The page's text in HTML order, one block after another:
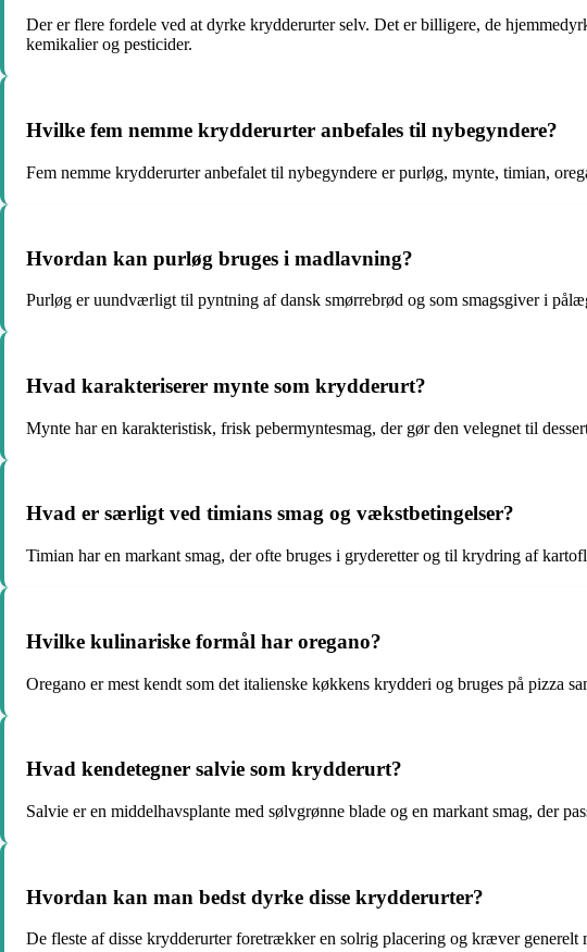
Der er flere fordele ved at dyrke krydderurter selv. Det er billigere, de
kemikalier og pesticider.
Hvilke fem nemme krydderurter anbefales til nybegyndere?
Fem nemme krydderurter anbefalet til nybegyndere er purløg, mynte, timian,
Hvordan kan purløg bruges i madlavning?
Purløg er uundværligt til pyntning af dansk smørrebrød og som smagsgiver i
Hvad karakteriserer mynte som krydderurt?
Mynte har en karakteristisk, frisk pebermyntesmag, der gør den velegnet til
Hvad er særligt ved timians smag og vækstbetingelser?
Timian har en markant smag, der ofte bruges i gryderetter og til krydring af
Hvilke kulinariske formål har oregano?
Oregano er mest kendt som det italienske køkkens krydderi og bruges på pizza
Hvad kendetegner salvie som krydderurt?
Salvie er en middelhavsplante med sølvgrønne blade og en markant smag, der
Hvordan kan man bedst dyrke disse krydderurter?
De fleste af disse krydderurter foretrækker en solrig placering og kræver